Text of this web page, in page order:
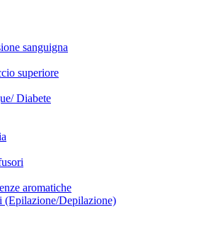
sanguigna
superiore
Diabete
aromatiche
(Epilazione/Depilazione)